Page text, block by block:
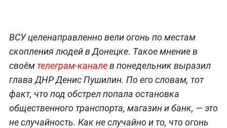
ВСУ целенаправленно вели огонь по местам
скопления людей в Донецке. Такое мнение в
своём телеграм-каналев понедельник выразил
глава ДНР Денис Пушилин. По его словам, тот
факт, что под обстрел попала остановка
общественного транспорта, магазин и банк, — это
не случайность. Как не случайно и то, что огонь